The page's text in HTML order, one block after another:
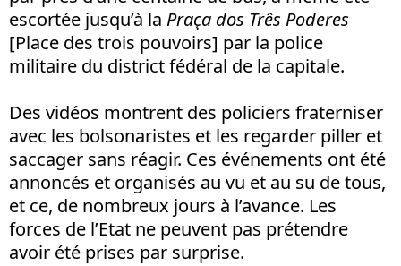
escortée jusqu’à la Praça dos Três Poderes
[Place des trois pouvoirs] par la police
militaire du district fédéral de la capitale.
Des vidéos montrent des policiers fraterniser
avec les bolsonaristes et les regarder piller et
saccager sans réagir. Ces événements ont été
annoncés et organisés au vu et au su de tous,
et ce, de nombreux jours à l’avance. Les
forces de l’Etat ne peuvent pas prétendre
avoir été prises par surprise.